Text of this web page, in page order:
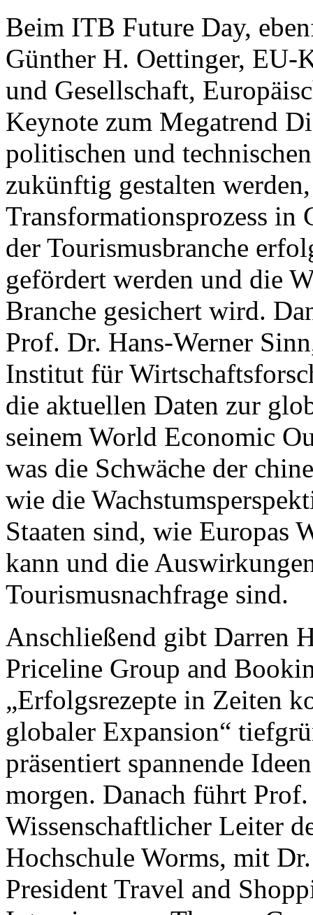
Beim ITB Future Day,
Günther H. Oettinger,
und Gesellschaft,
Keynote zum Megatrend
politischen und
zukünftig gestalten
Transformationsprozess in
der Tourismusbranche
gefördert werden und die
Branche gesichert wird.
Prof. Dr. Hans-Werner
Institut für
die aktuellen Daten zur
seinem World Economic
was die Schwäche der
wie die
Staaten sind, wie Europas
kann und die
Tourismusnachfrage sind.
Anschließend gibt Darren
Priceline Group and
„Erfolgsrezepte in Zeiten
globaler Expansion“
präsentiert spannende
morgen. Danach führt
Wissenschaftlicher Leiter
Hochschule Worms, mit
President Travel and